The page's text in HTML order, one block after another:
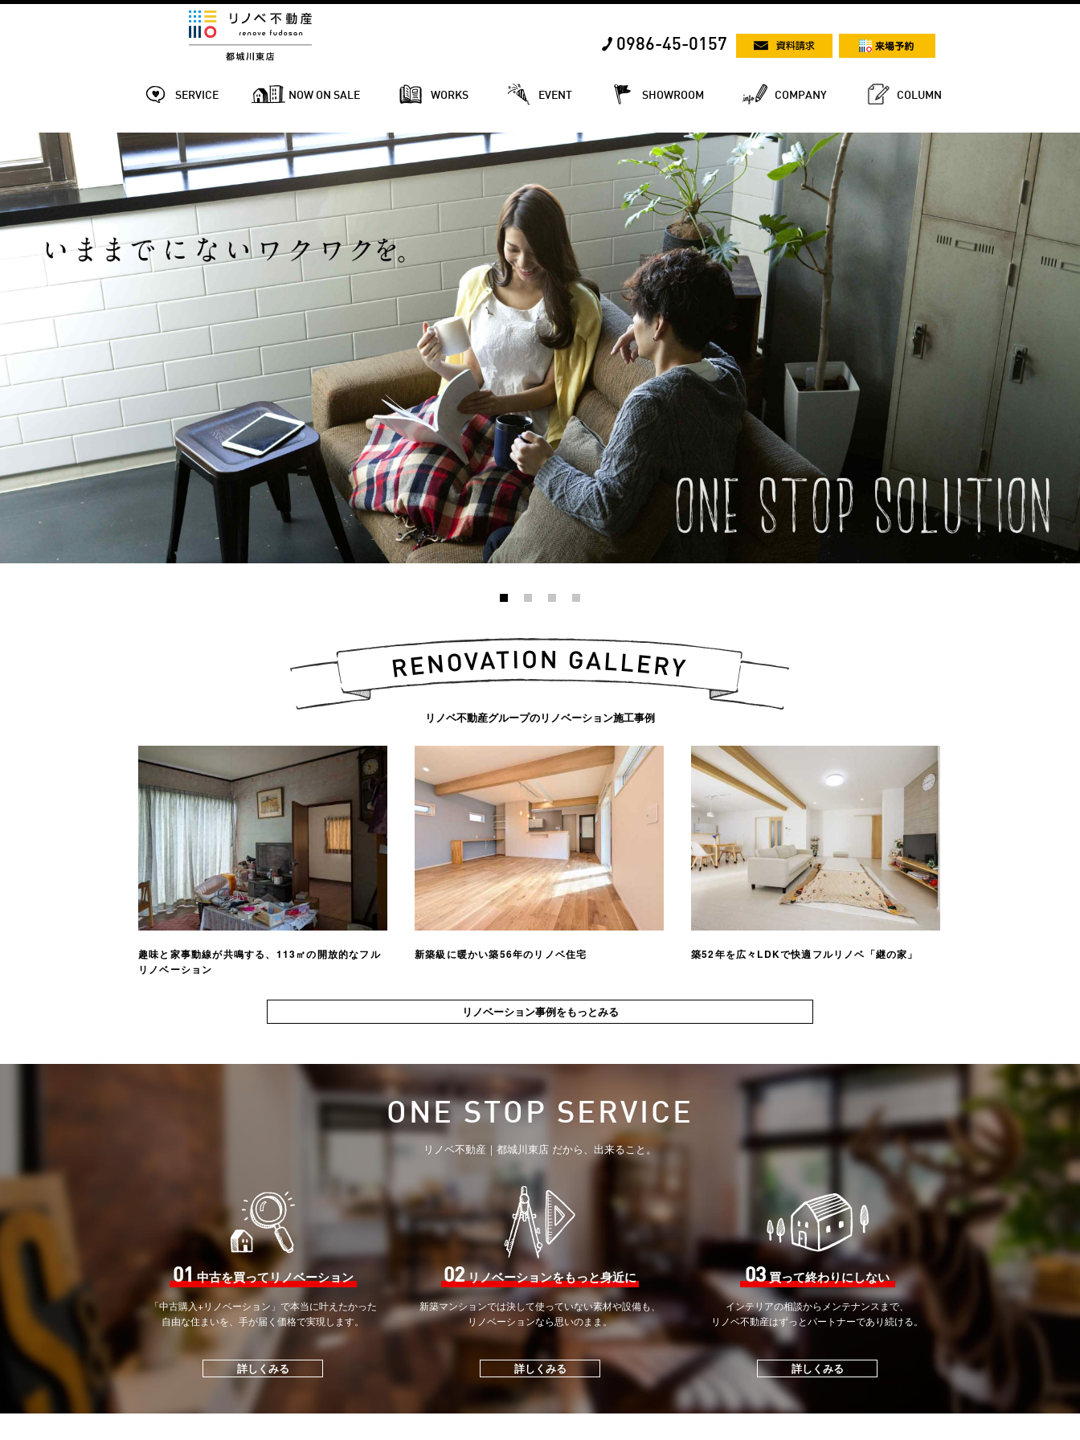
0986-45-0157
SERVICE NOW ON SALE WORKS EVENT SHOWROOM COMPANY COLUMN
リノベ不動産グループのリノベーション施工事例
趣味と家事動線が共鳴する、113㎡の開放的なフル
リノベーション
新築級に暖かい築56年のリノベ住宅 築52年を広々LDKで快適フルリノベ「継の家」
リノベーション事例をもっとみる
ONE STOP SERVICE
リノベ不動産｜都城川東店 だから、出来ること。
01中古を買ってリノベーション
「中古購入+リノベーション」で本当に叶えたかった
自由な住まいを、手が届く価格で実現します。
詳しくみる
02リノベーションをもっと身近に
新築マンションでは決して使っていない素材や設備も、
リノベーションなら思いのまま。
詳しくみる
03買って終わりにしない
インテリアの相談から メンテナンスまで、
リノベ不動産はずっとパートナーであり続ける。
詳しくみる